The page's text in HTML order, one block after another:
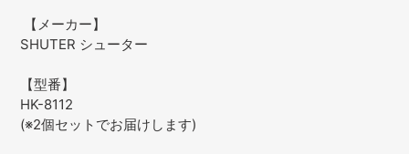
【メーカー】
SHUTER シューター
【型番】
HK-8112
(※2個セットでお届けします)